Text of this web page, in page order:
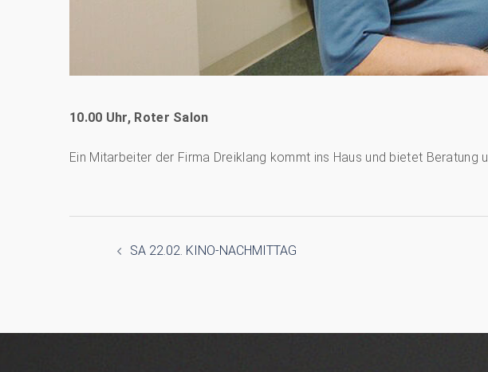
10.00 Uhr, Roter Salon
Ein Mitarbeiter der Firma Dreiklang kommt ins Haus und bietet Beratung
SA 22.02. KINO-NACHMITTAG